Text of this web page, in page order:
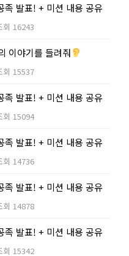
족 발표! + 미션 내용 공유
회 16243
이야기를 들려줘
회 15537
족 발표! + 미션 내용 공유
회 15094
족 발표! + 미션 내용 공유
회 14736
족 발표! + 미션 내용 공유
회 14878
족 발표! + 미션 내용 공유
회 15342